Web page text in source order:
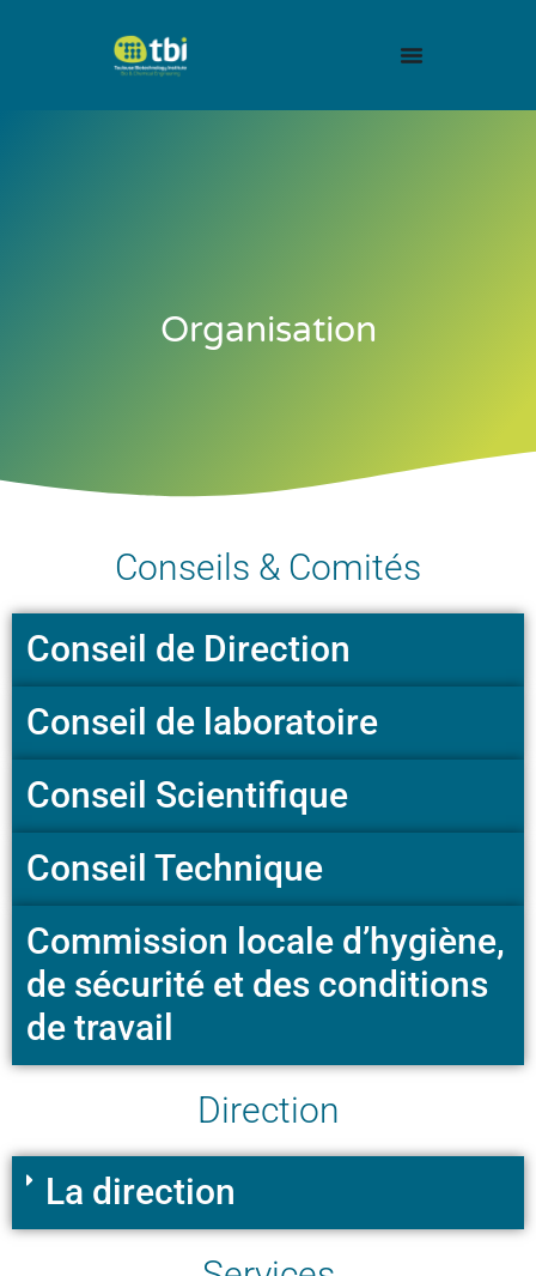
Organisation
Conseils & Comités
Conseil de Direction
Conseil de laboratoire
Conseil Scientifique
Conseil Technique
Commission locale d’hygiène,
de sécurité et des conditions
de travail
Direction
La direction